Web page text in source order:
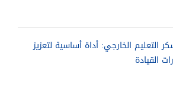
التعليم الخارجي: أداة أساسية لتعزيز
القيادة